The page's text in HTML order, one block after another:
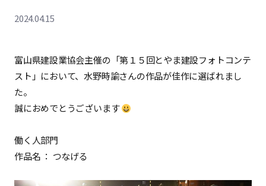
2024.04.15
富山県建設業協会主催の「第１５回とやま建設フォトコンテ
スト」において、水野時諭さんの作品が佳作に選ばれまし
た。
誠におめでとうございます
働く人部門
作品名 ： つなげる